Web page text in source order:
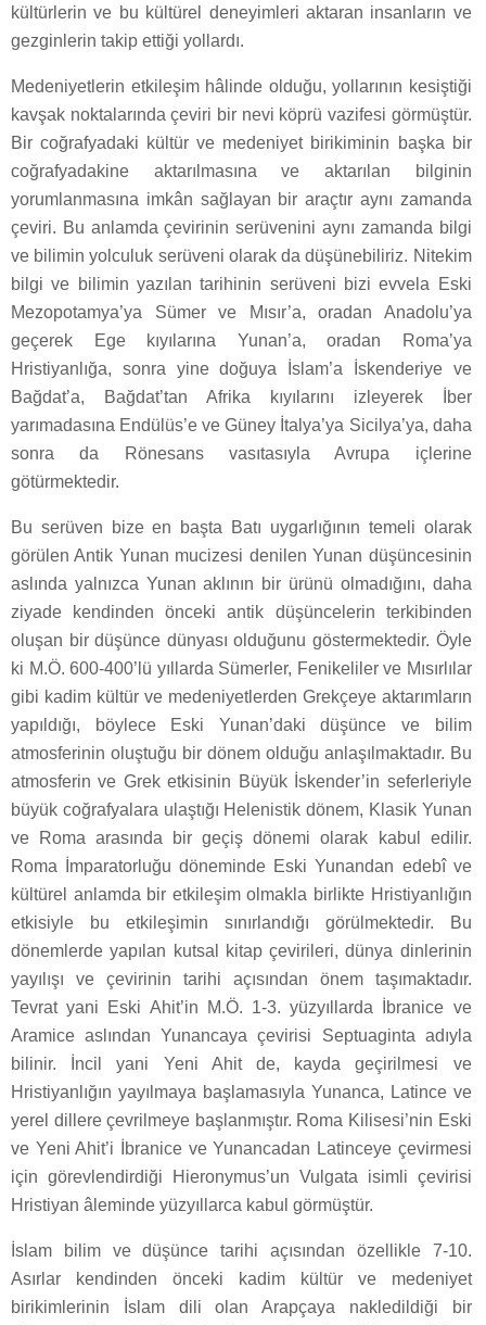
kültürlerin ve bu kültürel deneyimleri aktaran insanların ve
gezginlerin takip ettiği yollardı.
Medeniyetlerin etkileşim hâlinde olduğu, yollarının kesiştiği
kavşak noktalarında çeviri bir nevi köprü vazifesi görmüştür.
Bir coğrafyadaki kültür ve medeniyet birikiminin başka bir
coğrafyadakine aktarılmasına ve aktarılan bilginin
yorumlanmasına imkân sağlayan bir araçtır aynı zamanda
çeviri. Bu anlamda çevirinin serüvenini aynı zamanda bilgi
ve bilimin yolculuk serüveni olarak da düşünebiliriz. Nitekim
bilgi ve bilimin yazılan tarihinin serüveni bizi evvela Eski
Mezopotamya’ya Sümer ve Mısır’a, oradan Anadolu’ya
geçerek Ege kıyılarına Yunan’a, oradan Roma’ya
Hristiyanlığa, sonra yine doğuya İslam’a İskenderiye ve
Bağdat’a, Bağdat’tan Afrika kıyılarını izleyerek İber
yarımadasına Endülüs’e ve Güney İtalya’ya Sicilya’ya, daha
sonra da Rönesans vasıtasıyla Avrupa içlerine
götürmektedir.
Bu serüven bize en başta Batı uygarlığının temeli olarak
görülen Antik Yunan mucizesi denilen Yunan düşüncesinin
aslında yalnızca Yunan aklının bir ürünü olmadığını, daha
ziyade kendinden önceki antik düşüncelerin terkibinden
oluşan bir düşünce dünyası olduğunu göstermektedir. Öyle
ki M.Ö. 600-400’lü yıllarda Sümerler, Fenikeliler ve Mısırlılar
gibi kadim kültür ve medeniyetlerden Grekçeye aktarımların
yapıldığı, böylece Eski Yunan’daki düşünce ve bilim
atmosferinin oluştuğu bir dönem olduğu anlaşılmaktadır. Bu
atmosferin ve Grek etkisinin Büyük İskender’in seferleriyle
büyük coğrafyalara ulaştığı Helenistik dönem, Klasik Yunan
ve Roma arasında bir geçiş dönemi olarak kabul edilir.
Roma İmparatorluğu döneminde Eski Yunandan edebî ve
kültürel anlamda bir etkileşim olmakla birlikte Hristiyanlığın
etkisiyle bu etkileşimin sınırlandığı görülmektedir. Bu
dönemlerde yapılan kutsal kitap çevirileri, dünya dinlerinin
yayılışı ve çevirinin tarihi açısından önem taşımaktadır.
Tevrat yani Eski Ahit’in M.Ö. 1-3. yüzyıllarda İbranice ve
Aramice aslından Yunancaya çevirisi Septuaginta adıyla
bilinir. İncil yani Yeni Ahit de, kayda geçirilmesi ve
Hristiyanlığın yayılmaya başlamasıyla Yunanca, Latince ve
yerel dillere çevrilmeye başlanmıştır. Roma Kilisesi’nin Eski
ve Yeni Ahit’i İbranice ve Yunancadan Latinceye çevirmesi
için görevlendirdiği Hieronymus’un Vulgata isimli çevirisi
Hristiyan âleminde yüzyıllarca kabul görmüştür.
İslam bilim ve düşünce tarihi açısından özellikle 7-10.
Asırlar kendinden önceki kadim kültür ve medeniyet
birikimlerinin İslam dili olan Arapçaya nakledildiği bir